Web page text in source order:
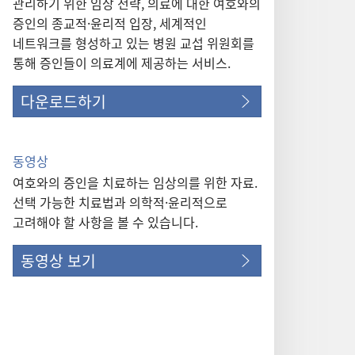
증인의 종교적·윤리적 입장, 세계적인
네트워크를 형성하고 있는 병원 교섭 위원회를
통해 증인들이 의료계에 제공하는 서비스.
다운로드하기
동영상
여호와의 증인을 치료하는 임상의를 위한 자료.
선택 가능한 치료법과 의학적·윤리적으로
고려해야 할 사항을 볼 수 있습니다.
동영상 보기